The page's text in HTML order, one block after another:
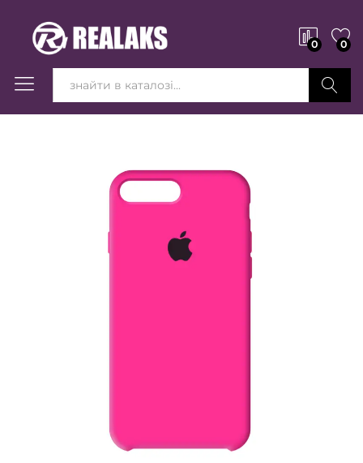
0 0
Вперед!